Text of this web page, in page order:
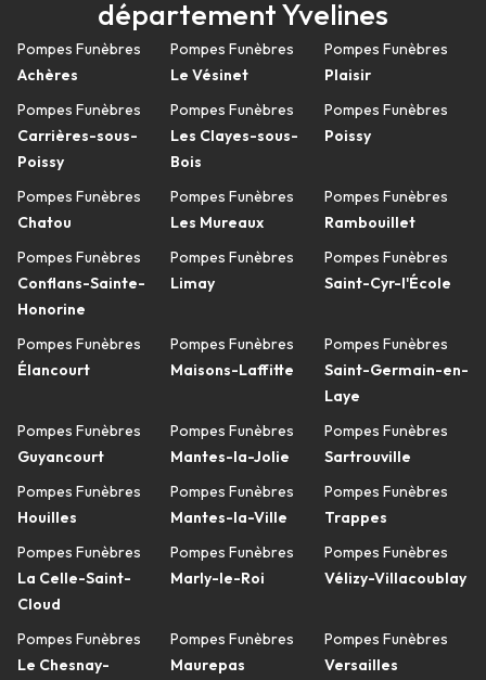
département Yvelines
Pompes Funèbres
Achères
Pompes Funèbres
Carrières-sous-
Poissy
Pompes Funèbres
Chatou
Pompes Funèbres
Conflans-Sainte-
Honorine
Pompes Funèbres
Élancourt
Pompes Funèbres
Guyancourt
Pompes Funèbres
Houilles
Pompes Funèbres
La Celle-Saint-
Cloud
Pompes Funèbres
Le Chesnay-
Pompes Funèbres
Le Vésinet
Pompes Funèbres
Les Clayes-sous-
Bois
Pompes Funèbres
Les Mureaux
Pompes Funèbres
Limay
Pompes Funèbres
Maisons-Laffitte
Pompes Funèbres
Mantes-la-Jolie
Pompes Funèbres
Mantes-la-Ville
Pompes Funèbres
Marly-le-Roi
Pompes Funèbres
Maurepas
Pompes Funèbres
Plaisir
Pompes Funèbres
Poissy
Pompes Funèbres
Rambouillet
Pompes Funèbres
Saint-Cyr-l'École
Pompes Funèbres
Saint-Germain-en-
Laye
Pompes Funèbres
Sartrouville
Pompes Funèbres
Trappes
Pompes Funèbres
Vélizy-Villacoublay
Pompes Funèbres
Versailles